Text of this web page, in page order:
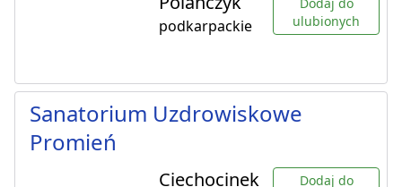
podkarpackie
ulubionych
Sanatorium Uzdrowiskowe
Promień
Ciechocinek
Dodaj do